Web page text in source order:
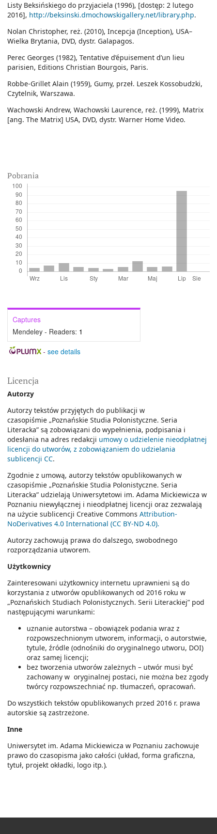
Pobrania
Captures
Mendeley - Readers: 1
- see details
Listy Beksińskiego do przyjaciela (1996), [dostęp: 2 lutego
2016], http://beksinski.dmochowskigallery.net/library.php.
Nolan Christopher, reż. (2010), Incepcja (Inception), USA–
Wielka Brytania, DVD, dystr. Galapagos.
Perec Georges (1982), Tentative d’épuisement d’un lieu
parisien, Editions Christian Bourgois, Paris.
Robbe-Grillet Alain (1959), Gumy, przeł. Leszek Kossobudzki,
Czytelnik, Warszawa.
Wachowski Andrew, Wachowski Laurence, reż. (1999), Matrix
[ang. The Matrix] USA, DVD, dystr. Warner Home Video.
Licencja
Autorzy
Autorzy tekstów przyjętych do publikacji w
czasopiśmie „Poznańskie Studia Polonistyczne. Seria
Literacka” są zobowiązani do wypełnienia, podpisania i
odesłania na adres redakcji umowy o udzielenie nieodpłatnej
licencji do utworów, z zobowiązaniem do udzielania
sublicencji CC.
Zgodnie z umową, autorzy tekstów opublikowanych w
czasopiśmie „Poznańskie Studia Polonistyczne. Seria
Literacka” udzielają Uniwersytetowi im. Adama Mickiewicza w
Poznaniu niewyłącznej i nieodpłatnej licencji oraz zezwalają
na użycie sublicencji Creative Commons Attribution-
NoDerivatives 4.0 International (CC BY-ND 4.0).
Autorzy zachowują prawa do dalszego, swobodnego
rozporządzania utworem.
Użytkownicy
Zainteresowani użytkownicy internetu uprawnieni są do
korzystania z utworów opublikowanych od 2016 roku w
„Poznańskich Studiach Polonistycznych. Serii Literackiej” pod
następującymi warunkami:
uznanie autorstwa – obowiązek podania wraz z
rozpowszechnionym utworem, informacji, o autorstwie,
tytule, źródle (odnośniki do oryginalnego utworu, DOI)
oraz samej licencji;
bez tworzenia utworów zależnych – utwór musi być
zachowany w oryginalnej postaci, nie można bez zgody
twórcy rozpowszechniać np. tłumaczeń, opracowań.
Do wszystkich tekstów opublikowanych przed 2016 r. prawa
autorskie są zastrzeżone.
Inne
Uniwersytet im. Adama Mickiewicza w Poznaniu zachowuje
prawo do czasopisma jako całości (układ, forma graficzna,
tytuł, projekt okładki, logo itp.).